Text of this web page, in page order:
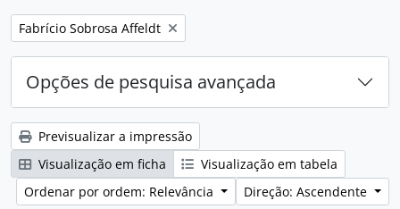
Remover filtro:
Fabrício Sobrosa Affeldt
Opções de pesquisa avançada
Previsualizar a impressão
Visualização em ficha
Visualização em tabela
Ordenar por ordem: Relevância
Direção: Ascendente